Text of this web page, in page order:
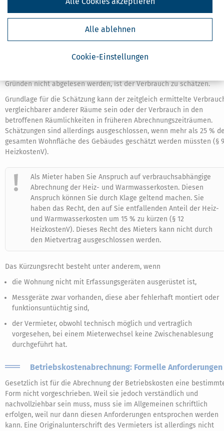
Cookie-Einstellungen
Alle ablehnen
Brennstoffverbrauch ist nach der Berechnungsformel nach der
Heizkostenverordnung zu ermitteln oder nach den anerkannten
Regeln der Technik zu errechnen, wenn der Warmwasserverbrauch
gemessen werden kann (§ 9 HeizkostenV).
Wann darf der Verbrauch geschätzt werden?
Gründen nicht abgelesen werden, ist der Verbrauch zu schätzen.
Grundlage für die Schätzung kann der zeitgleich ermittelte
vergleichbarer anderer Räume sein oder der Verbrauch in den
betroffenen Räumlichkeiten in früheren Abrechnungszeiträumen.
Schätzungen sind allerdings ausgeschlossen, wenn mehr als 25 %
gesamten Wohnfläche des Gebäudes geschätzt werden müssten (§
HeizkostenV).
Als Mieter haben Sie Anspruch auf verbrauchsabhängige
Abrechnung der Heiz- und Warmwasserkosten. Diesen
Anspruch können Sie durch Klage geltend machen. Sie
haben das Recht, den auf Sie entfallenden Anteil der Heiz-
und Warmwasserkosten um 15 % zu kürzen (§ 12
HeizkostenV). Dieses Recht des Mieters kann nicht durch
den Mietvertrag ausgeschlossen werden.
Das Kürzungsrecht besteht unter anderem, wenn
die Wohnung nicht mit Erfassungsgeräten ausgerüstet ist,
Messgeräte zwar vorhanden, diese aber fehlerhaft montiert oder
funktionsuntüchtig sind,
der Vermieter, obwohl technisch möglich und vertraglich
vorgesehen, bei einem Mieterwechsel keine Zwischenablesung
durchgeführt hat.
Betriebskostenabrechnung: Formelle Anforderungen
Gesetzlich ist für die Abrechnung der Betriebskosten eine
Form nicht vorgeschrieben. Weil sie jedoch verständlich und
nachvollziehbar sein muss, muss sie im Allgemeinen schriftlich
erfolgen, weil nur dann diesen Anforderungen entsprochen werden
kann. Eine Originalunterschrift des Vermieters ist allerdings nicht